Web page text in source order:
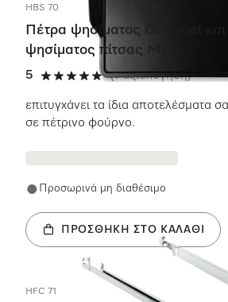
HBS 70
Πέτρα ψησίματος Gourmet
ψησίματος πίτσας Miele
5
5 αστέρια από 5
(1 αξιολόγηση)
επιτυγχάνει τα ίδια αποτελέσματα
σε πέτρινο φούρνο.
Προσωρινά μη διαθέσιμο
ΠΡΟΣΘΉΚΗ ΣΤΟ ΚΑΛΆΘΙ
HFC 71